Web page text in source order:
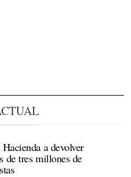
a devolver
de tres millones de